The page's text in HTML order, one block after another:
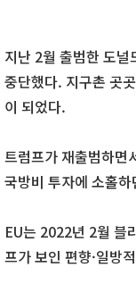
지난 2월 출범한 도널
중단했다. 지구촌 곳
이 되었다.
트럼프가 재출범하면
국방비 투자에 소홀
EU는 2022년 2월 블
프가 보인 편향·일방